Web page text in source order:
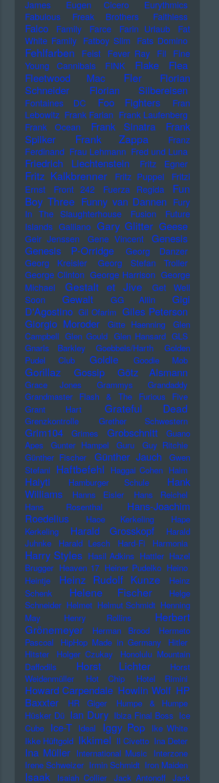
James
Eugen Cicero
Eurythmics
Fabulous Freak Brothers
Faithless
Falco Family Farce Farin Urlaub
Fat
White Family Fatboy Slim Fats Domino
Fehlfarben Feist Fever Ray Fil
Fine
Young Cannibals
FINK Flake
Flea
Fleetwood Mac
Fler
Florian
Schneider
Florian Silbereisen
Fontaines DC Foo Fighters
Fran
Lebowitz Frank Farian Frank Laufenberg
Frank Ocean
Frank Sinatra
Frank
Spilker
Frank Zappa
Franz
Ferdinand Frau Lehmann Fred und Luna
Friedrich Liechtenstein Fritz Egner
Fritz Kalkbrenner Fritz Puppel
Fritzi
Ernst
Front 242 Fuerza Regida
Fun
Boy Three Funny van Dannen Fury
In The Slaughterhouse
Fusion
Future
Islands Galliano Gary Glitter Geese
Geir Jenssen Gene Vincent
Genesis
Genesis P-Orridge
Georg Danzer
Georg Kreisler
Georg Stefan Troller
George Clinton George Harrison George
Michael
Gestalt et Jive
Get Well
Soon
Gewalt GG Allin
Gigi
D'Agostino Gil Ofarim Giles Peterson
Giorgio Moroder
Gitte Haenning
Glen
Campbell Glen Gould Glen Hansard GLS
Gnarls Barkley
Goebbels/Harth
Golden
Pudel Club
Goldie Goodie Mob
Gorillaz Gossip Götz Alsmann
Grace Jones Grammys
Grandaddy
Grandmaster Flash & The Furious Five
Grant Hart
Grateful Dead
Grenzkontrolle Grether Schwestern
Grim104 Grimes Grobschnitt
Guano
Apes
Gunter Hampel Guru
Guy Ritchie
Günther Fischer
Günther Jauch
Gwen
Stefani Haftbefehl Haggai Cohen Haim
Haiyti Hamburger Schule
Hank
Williams
Hanns Eisler
Hans Reichel
Hans Rosenthal
Hans-Joachim
Roedelius
Haoe Kerkeling
Hape
Kerkeling
Harald Grosskopf
Harald
Juhnke
Harald Lesch Hard-Fi Harmonia
Harry Styles Hasil Adkins Hattler Hazel
Brugger Heaven 17 Heiner Pudelko Heino
Heintje
Heinz Rudolf Kunze
Heinz
Schenk
Helene Fischer
Helge
Schneider Helmet Helmut Schmidt Henning
May
Henry Rollins
Herbert
Grönemeyer
Herman Brood
Hermeto
Pascoal
HipHop Made in Germany
Hitler
Hitster
Holger Czukay
Honolulu Mountain
Daffodils
Horst Lichter
Horst
Weidenmüller
Hot Chip Hotel Rimini
Howard Carpendale Howlin Wolf HP
Baxxter
HR Giger
Humpe & Humpe
Hüsker Dü Ian Dury Ibiza Final Boss Ice
Cube
Ice-T Ideal Iggy Pop Ike White
Ikke Hüftgold Ikkimel Il Civetto Ina Deter
Ina Müller International Music Interzone
Irene Schweizer Irmin Schmidt Iron Maiden
Isaak Isaiah Collier Jack Antonoff Jack